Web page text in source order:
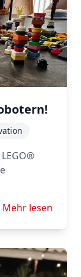
Mehr lesen über
Mehr lesen